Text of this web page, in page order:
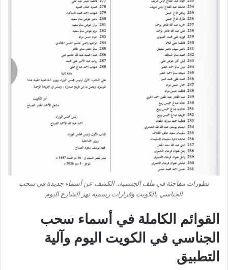
تطورات مفاجئة في ملف الجنسية.. الكشف عن أسماء جديدة في سحب
الجناسي بالكويت وقرارات رسمية تهز الشارع اليوم
القوائم الكاملة في أسماء سحب
الجناسي في الكويت اليوم وآلية
التطبيق